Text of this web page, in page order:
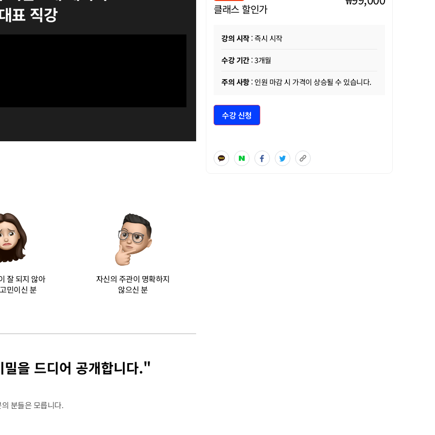
표 직강
잘 되지 않아
민이신 분
자신의 주관이 명확하지
않으신 분
밀을 드디어 공개합니다."
분들은 모릅니다.
클래스 할인가
강의 시작: 즉시 시작
수강 기간: 3개월
주의 사항: 인원 마감 시 가격이 상승될 수 있습니다.
수강 신청